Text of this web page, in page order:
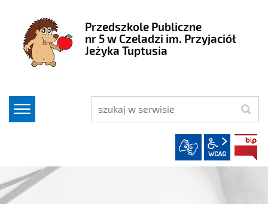
Przedszkole Publiczne
nr 5 w Czeladzi im. Przyjaciół
Jeżyka Tuptusia
szukaj
wcag2.1